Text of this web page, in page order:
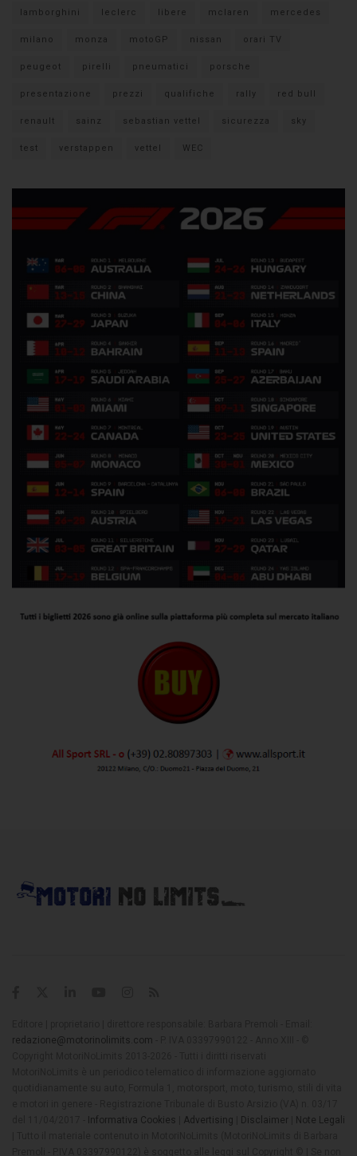
lamborghini leclerc libere mclaren mercedes
milano monza motoGP nissan orari TV
peugeot pirelli pneumatici porsche
presentazione prezzi qualifiche rally red bull
renault sainz sebastian vettel sicurezza sky
test verstappen vettel WEC
redazione@motorinolimits.com
Informativa Cookies Advertising Disclaimer
Note Legali